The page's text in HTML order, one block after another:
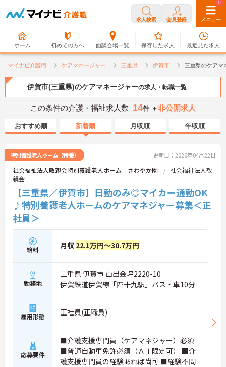
求人検索 会員登録 メニュー
ホーム 初めての方へ 面談会場一覧
0
保存した求人
0
最近見た求人
マイナビ介護職 ケアマネージャー 三重県 伊賀市 三重県のケアマ
伊賀市(三重県)のケアマネージャーの求人・転職一覧
この条件の介護・福祉求人数 14件 ＋非公開求人
おすすめ順 新着順 月収順 年収順
特別養護老人ホーム（特養） 更新日：2026年04月22日
社会福祉法人敬親会特別養護老人ホーム さわやか園
社会福祉法人敬
親会
【三重県／伊賀市】日勤のみ◎マイカー通勤OK
♪特別養護老人ホームのケアマネジャー募集＜正
社員＞
給料 月収 22.1万円～30.7万円
勤務地
三重県 伊賀市 山出金坪2220-10
伊賀鉄道伊賀線「四十九駅」バス・車10分
雇用形態 正社員(正職員)
応募要件
■介護支援専門員（ケアマネジャー）必須
■普通自動車免許必須（ＡＴ限定可） ■介
護支援専門員の経験あれば尚可 ■経験不問